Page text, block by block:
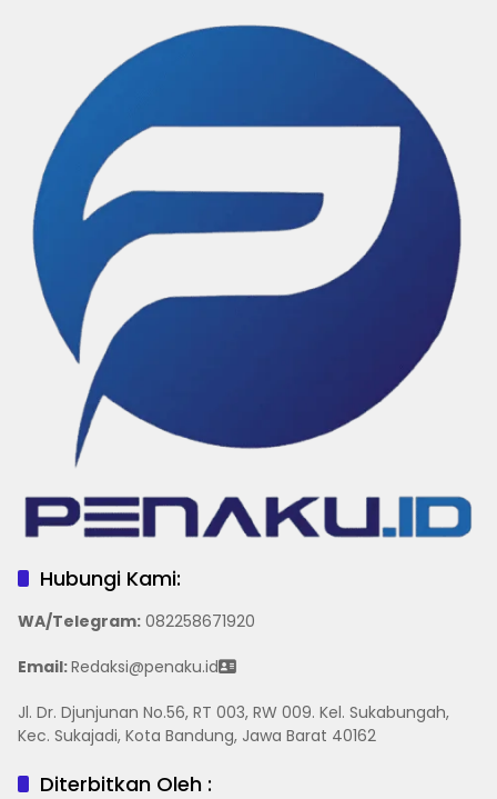
Hubungi Kami:
WA/Telegram: 082258671920
Email:Redaksi@penaku.id
Jl. Dr. Djunjunan No.56, RT 003, RW 009. Kel. Sukabungah,
Kec. Sukajadi, Kota Bandung, Jawa Barat 40162
Diterbitkan Oleh :